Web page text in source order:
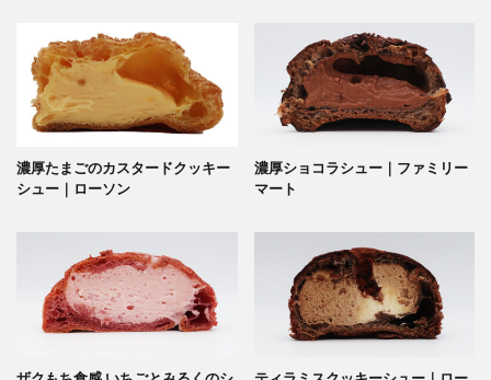
濃厚たまごのカスタードクッキー
シュー｜ローソン
濃厚ショコラシュー｜ファミリー
マート